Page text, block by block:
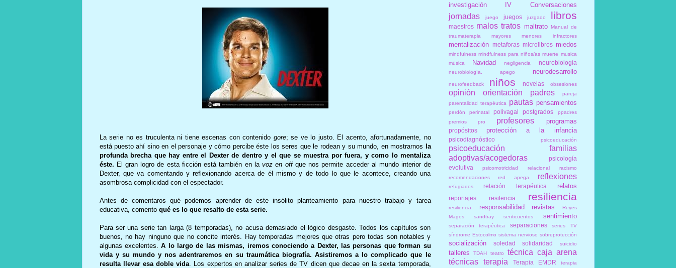
La serie no es truculenta ni tiene escenas con contenido gore; se ve lo justo. El acento, afortunadamente, no
está puesto ahí sino en el personaje y cómo percibe éste los seres que le rodean y su mundo, en mostrarnos la
profunda brecha que hay entre el Dexter de dentro y el que se muestra por fuera, y como lo mentaliza
éste. El gran logro de esta ficción está también en lavoz en off que nos permite acceder al mundo interior de
Dexter, que va comentando y reflexionando acerca de él mismo y de todo lo que le acontece, creando una
asombrosa complicidad con el espectador.
Antes de comentaros qué podemos aprender de este insólito planteamiento para nuestro trabajo y tarea
educativa, comento qué es lo que resalto de esta serie.
Para ser una serie tan larga (8 temporadas), no acusa demasiado el lógico desgaste. Todos los capítulos son
buenos, no hay ninguno que no concite interés. Hay temporadas mejores que otras pero todas son notables y
algunas excelentes.A lo largo de las mismas, iremos conociendo a Dexter, las personas que forman su
vida y su mundo y nos adentraremos en su traumática biografía. Asistiremos a lo complicado que le
resulta llevar esa doble vida . Los expertos en analizar series de TV dicen que decae en la sexta temporada,
investigación IV Conversaciones
jornadas juego juegos juzgado libros
maestros malos tratos maltrato Manual de
traumaterapia
mayores menores infractores
mentalización metaforas microlibros miedos
mindfulness mindfulness para niños/as muerte musica
música
Navidad negligencia neurobiología
neurobiología. apego neurodesarrollo
neurofeedback niños novelas obsesiones
opinión orientación padres
pareja
parentalidad terapéutica
pautas pensamientos
perdón perinatal polivagal postgrados
ppadres
premios
pro profesores programas
propósitos protección a la infancia
psicodiagnóstico psicoeducación
psicoeducación familias
adoptivas/acogedoras
psicología
evolutiva
psicomotricidad relacional
racismo
recomendaciones
red apega reflexiones
refugiados relación terapéutica relatos
reportajes resilencia resiliencia
resiliencia. responsabilidad revistas
Reyes
Magos
sandtray senticuentos sentimiento
separación terapéutica separaciones
series TV
síndrome Estocolmo sistema nervioso sobreprotección
socialización soledad solidaridad suicidio
talleres TDAH teatro
técnica caja arena
técnicas
terapia Terapia EMDR
terapia